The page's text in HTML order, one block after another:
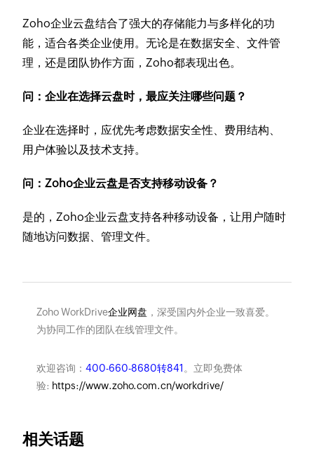
Zoho企业云盘结合了强大的存储能力与多样化的功
能，适合各类企业使用。无论是在数据安全、文件管
理，还是团队协作方面，Zoho都表现出色。
问：企业在选择云盘时，最应关注哪些问题？
企业在选择时，应优先考虑数据安全性、费用结构、
用户体验以及技术支持。
问：Zoho企业云盘是否支持移动设备？
是的，Zoho企业云盘支持各种移动设备，让用户随时
随地访问数据、管理文件。
Zoho WorkDrive企业网盘 ，深受国内外企业一致喜爱。
为协同工作的团队在线管理文件。
欢迎咨询： 400-660-8680转841 。立即免费体
验: https://www.zoho.com.cn/workdrive/
相关话题